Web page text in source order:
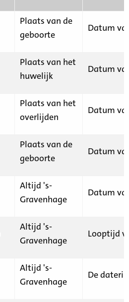
Plaats van de
geboorte
Datum
Plaats van het
huwelijk
Datum
Plaats van het
overlijden
Datum
Plaats van de
geboorte
Datum
Altijd 's-
Gravenhage
Datum
Altijd 's-
Gravenhage
Looptijd
Altijd 's-
Gravenhage
De